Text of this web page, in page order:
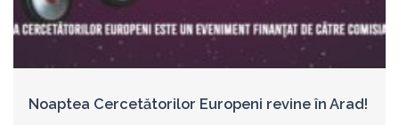
Noaptea Cercetătorilor Europeni revine în Arad!